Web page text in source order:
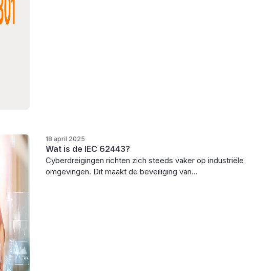
18 april 2025
Wat is de IEC 62443?
Cyberdreigingen richten zich steeds vaker op industriële
omgevingen. Dit maakt de beveiliging van...